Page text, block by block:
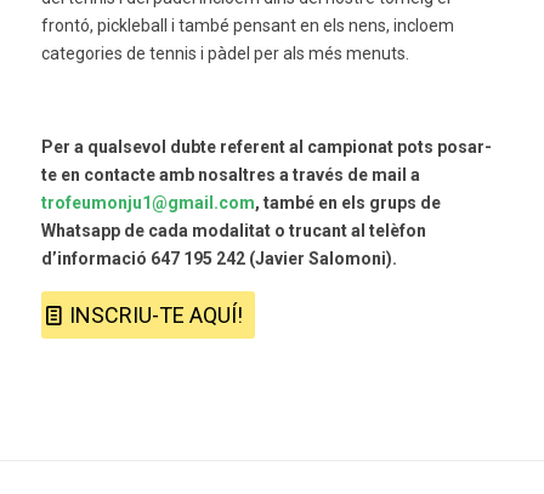
frontó, pickleball i també pensant en els nens, incloem
categories de tennis i pàdel per als més menuts.
Per a qualsevol dubte referent al campionat pots posar-
te en contacte amb nosaltres a través de mail a
trofeumonju1@gmail.com, també en els grups de
Whatsapp de cada modalitat o trucant al telèfon
d’informació 647 195 242 (Javier Salomoni).
INSCRIU-TE AQUÍ!